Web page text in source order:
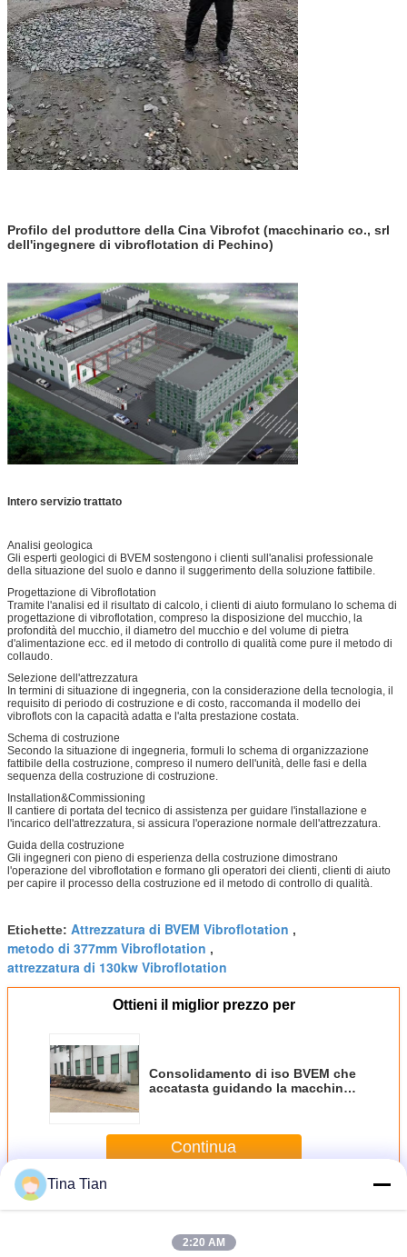
Profilo del produttore della Cina Vibrofot (macchinario co., srl
dell'ingegnere di vibroflotation di Pechino)
Intero servizio trattato
Analisi geologica
Gli esperti geologici di BVEM sostengono i clienti sull'analisi professionale
della situazione del suolo e danno il suggerimento della soluzione fattibile.
Progettazione di Vibroflotation
Tramite l'analisi ed il risultato di calcolo, i clienti di aiuto formulano lo schema di
progettazione di vibroflotation, compreso la disposizione del mucchio, la
profondità del mucchio, il diametro del mucchio e del volume di pietra
d'alimentazione ecc. ed il metodo di controllo di qualità come pure il metodo di
collaudo.
Selezione dell'attrezzatura
In termini di situazione di ingegneria, con la considerazione della tecnologia, il
requisito di periodo di costruzione e di costo, raccomanda il modello dei
vibroflots con la capacità adatta e l'alta prestazione costata.
Schema di costruzione
Secondo la situazione di ingegneria, formuli lo schema di organizzazione
fattibile della costruzione, compreso il numero dell'unità, delle fasi e della
sequenza della costruzione di costruzione.
Installation&Commissioning
Il cantiere di portata del tecnico di assistenza per guidare l'installazione e
l'incarico dell'attrezzatura, si assicura l'operazione normale dell'attrezzatura.
Guida della costruzione
Gli ingegneri con pieno di esperienza della costruzione dimostrano
l'operazione del vibroflotation e formano gli operatori dei clienti, clienti di aiuto
per capire il processo della costruzione ed il metodo di controllo di qualità.
Etichette: Attrezzatura di BVEM Vibroflotation ,
metodo di 377mm Vibroflotation ,
attrezzatura di 130kw Vibroflotation
Ottieni il miglior prezzo per
Consolidamento di iso BVEM che
accatasta guidando la macchina
Continua
PiùAttrezzatura di Vibroflotation
Tina Tian
2:20 AM